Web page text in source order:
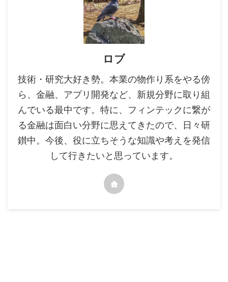
ロブ
技術・研究大好き勢。本業の物作り系をやる傍
ら、金融、アプリ開発など、新規分野に取り組
んでいる最中です。特に、フィンテックに繋が
る金融は面白い分野に思えてきたので、日々研
鑚中。今後、役に立ちそうな知識や考えを発信
して行きたいと思っています。